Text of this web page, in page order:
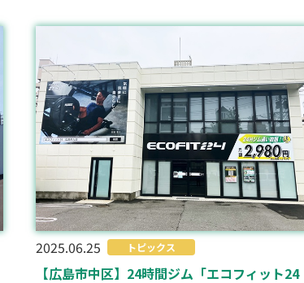
2025.06.25 トピックス
【広島市中区】24時間ジム「エコフィット24